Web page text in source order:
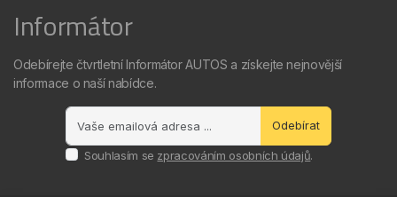
Informátor
Odebírejte čtvrtletní Informátor AUTOS a získejte nejnovější
informace o naší nabídce.
Odebírat
Souhlasím se zpracováním osobních údajů.